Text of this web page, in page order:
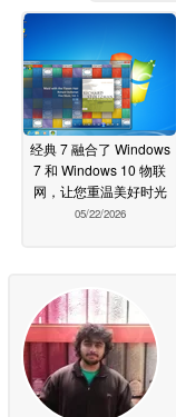
经典 7 融合了 Windows
7 和 Windows 10 物联
网，让您重温美好时光
05/22/2026